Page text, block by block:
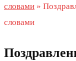
словами »
словами